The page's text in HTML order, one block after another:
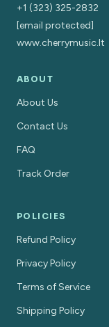
+1 (323) 325-2832
[email protected]
www.cherrymusic.lt
ABOUT
About Us
Contact Us
FAQ
Track Order
POLICIES
Refund Policy
Privacy Policy
Terms of Service
Shipping Policy